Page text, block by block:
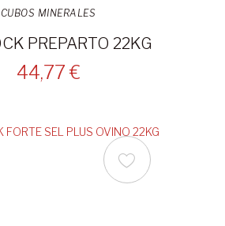
CUBOS MINERALES
PREPARTO 22KG
44,77 €